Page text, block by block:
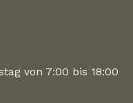
von 7:00 bis 18:00